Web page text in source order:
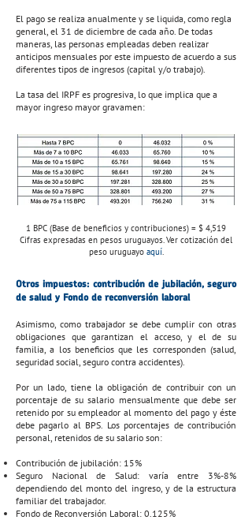
El pago se realiza anualmente y se liquida, como regla
general, el 31 de diciembre de cada año. De todas
maneras, las personas empleadas deben realizar
anticipos mensuales por este impuesto de acuerdo a sus
diferentes tipos de ingresos (capital y/o trabajo).
La tasa del IRPF es progresiva, lo que implica que a
mayor ingreso mayor gravamen:
1 BPC (Base de beneficios y contribuciones) = $ 4,519
Cifras expresadas en pesos uruguayos. Ver cotización del
peso uruguayo aquí.
Otros impuestos: contribución de jubilación, seguro
de salud y Fondo de reconversión laboral
Asimismo, como trabajador se debe cumplir con otras
obligaciones que garantizan el acceso, y el de su
familia, a los beneficios que les corresponden (salud,
seguridad social, seguro contra accidentes).
Por un lado, tiene la obligación de contribuir con un
porcentaje de su salario mensualmente que debe ser
retenido por su empleador al momento del pago y éste
debe pagarlo al BPS. Los porcentajes de contribución
personal, retenidos de su salario son:
Contribución de jubilación: 15%
Seguro Nacional de Salud: varía entre 3%-8%
dependiendo del monto del ingreso, y de la estructura
familiar del trabajador.
Fondo de Reconversión Laboral: 0.125%